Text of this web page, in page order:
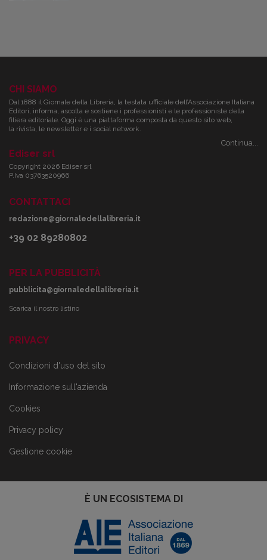
CHI SIAMO
Dal 1888 il Giornale della Libreria, la testata ufficiale dell’Associazione Italiana
Editori, informa, ascolta e sostiene i professionisti e le professioniste della
filiera editoriale. Oggi è una piattaforma composta da questo sito web,
la rivista, le newsletter e i social network.
Continua...
Ediser srl
Copyright 2026 Ediser srl
P.Iva 03763520966
CONTATTACI
redazione@giornaledellalibreria.it
+39 02 89280802
PER LA PUBBLICITÀ
pubblicita@giornaledellalibreria.it
Scarica il nostro listino
PRIVACY
Condizioni d'uso del sito
Informazione sull'azienda
Cookies
Privacy policy
Gestione cookie
È UN ECOSISTEMA DI